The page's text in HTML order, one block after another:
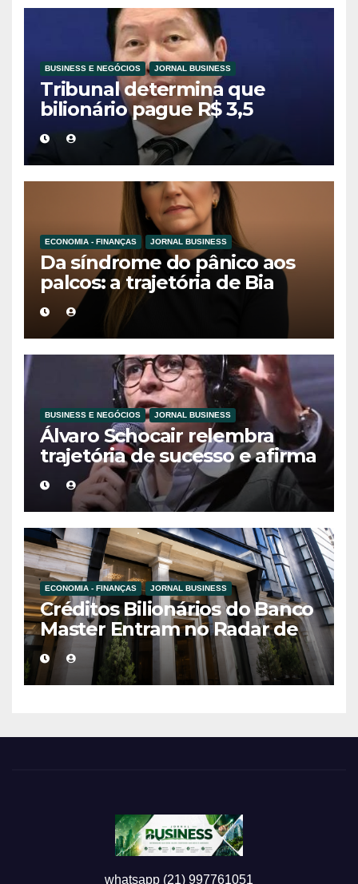
BUSINESS E NEGÓCIOS JORNAL BUSINESS
Tribunal determina que
bilionário pague R$ 3,5
bilhões à ex-esposa em
divórcio histórico na Coreia
do Sul
ECONOMIA - FINANÇAS JORNAL BUSINESS
Da síndrome do pânico aos
palcos: a trajetória de Bia
Holmes inspira uma nova
geração de mulheres líderes
BUSINESS E NEGÓCIOS JORNAL BUSINESS
Álvaro Schocair relembra
trajetória de sucesso e afirma
que propósito é o novo
motor do
empreendedorismo
ECONOMIA - FINANÇAS JORNAL BUSINESS
Créditos Bilionários do Banco
Master Entram no Radar de
Investigação por Supostas
Ligações com Esquema
Criminoso
whatsapp (21) 997761051